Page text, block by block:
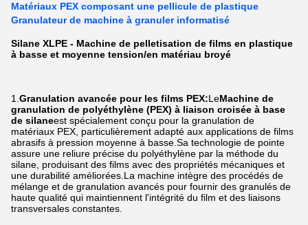
Matériaux PEX composant une pellicule de plastique
Granulateur de machine à granuler informatisé
Silane XLPE - Machine de pelletisation de films en plastique
à basse et moyenne tension/en matériau broyé
1. Granulation avancée pour les films PEX:LeMachine de
granulation de polyéthylène (PEX) à liaison croisée à base
de silaneest spécialement conçu pour la granulation de
matériaux PEX, particulièrement adapté aux applications de films
abrasifs à pression moyenne à basse.Sa technologie de pointe
assure une reliure précise du polyéthylène par la méthode du
silane, produisant des films avec des propriétés mécaniques et
une durabilité améliorées.La machine intègre des procédés de
mélange et de granulation avancés pour fournir des granulés de
haute qualité qui maintiennent l'intégrité du film et des liaisons
transversales constantes.